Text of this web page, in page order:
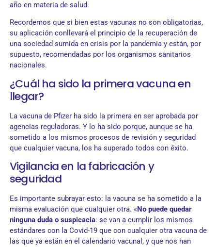
año en materia de salud.
Recordemos que si bien estas vacunas no son obligatorias,
su aplicación conllevará el principio de la recuperación de
una sociedad sumida en crisis por la pandemia y están, por
supuesto, recomendadas por los organismos sanitarios
nacionales.
¿Cuál ha sido la primera vacuna en
llegar?
La vacuna de Pfizer ha sido la primera en ser aprobada por
agencias reguladoras. Y lo ha sido porque, aunque se ha
sometido a los mismos procesos de revisión y seguridad
que cualquier vacuna, los ha superado todos con éxito.
Vigilancia en la fabricación y
seguridad
Es importante subrayar esto: la vacuna se ha sometido a la
misma evaluación que cualquier otra. «No puede quedar
ninguna duda o suspicacia: se van a cumplir los mismos
estándares con la Covid-19 que con cualquier otra vacuna de
las que ya están en el calendario vacunal, y que nos han